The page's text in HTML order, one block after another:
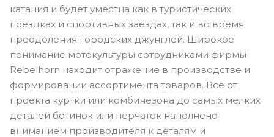
катания и будет уместна как в туристических
поездках и спортивных заездах, так и во время
преодоления городских джунглей. Широкое
понимание мотокультуры сотрудниками фирмы
Rebelhorn находит отражение в производстве и
формировании ассортимента товаров. Всё от
проекта куртки или комбинезона до самых мелких
деталей ботинок или перчаток наполнено
вниманием производителя к деталям и